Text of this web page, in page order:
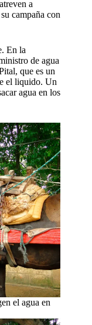
a
campaña con
En la
de agua
que es un
el liquido. Un
agua en los
el agua en